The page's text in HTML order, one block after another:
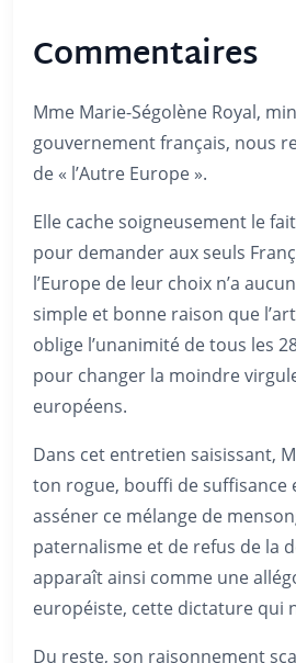
Commentaires
Mme Marie-Ségolène Royal,
gouvernement français, nous
de « l’Autre Europe ».
Elle cache soigneusement le
pour demander aux seuls
l’Europe de leur choix n’a
simple et bonne raison que
oblige l’unanimité de tous les
pour changer la moindre
européens.
Dans cet entretien saisissant,
ton rogue, bouffi de suffisance
asséner ce mélange de
paternalisme et de refus de la
apparaît ainsi comme une
européiste, cette dictature qui
Du reste, son raisonnement